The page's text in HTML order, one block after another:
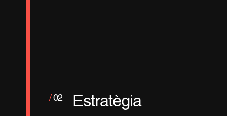
/02 Estratègia